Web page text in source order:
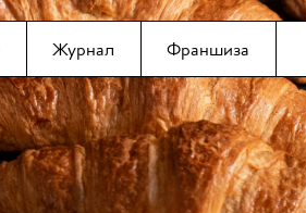
Журнал Франшиза